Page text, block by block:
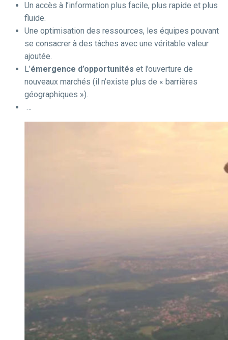
Un accès à l’information plus facile, plus rapide et plus
fluide.
Une optimisation des ressources, les équipes pouvant
se consacrer à des tâches avec une véritable valeur
ajoutée.
L’émergence d’opportunités et l’ouverture de
nouveaux marchés (il n’existe plus de « barrières
géographiques »).
…